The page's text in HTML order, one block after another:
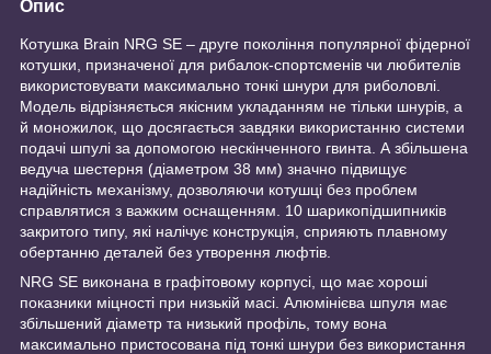
Опис
Котушка Brain NRG SE – друге покоління популярної фідерної
котушки, призначеної для рибалок-спортсменів чи любителів
використовувати максимально тонкі шнури для риболовлі.
Модель відрізняється якісним укладанням не тільки шнурів, а
й моножилок, що досягається завдяки використанню системи
подачі шпулі за допомогою нескінченного гвинта. А збільшена
ведуча шестерня (діаметром 38 мм) значно підвищує
надійність механізму, дозволяючи котушці без проблем
справлятися з важким оснащенням. 10 шарикопідшипників
закритого типу, які налічує конструкція, сприяють плавному
обертанню деталей без утворення люфтів.
NRG SE виконана в графітовому корпусі, що має хороші
показники міцності при низькій масі. Алюмінієва шпуля має
збільшений діаметр та низький профіль, тому вона
максимально пристосована під тонкі шнури без використання